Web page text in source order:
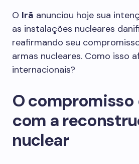
O Irã anunciou hoje sua
as instalações nucleares
reafirmando seu
armas nucleares. Como isso
internacionais?
O compromisso
com a
nuclear